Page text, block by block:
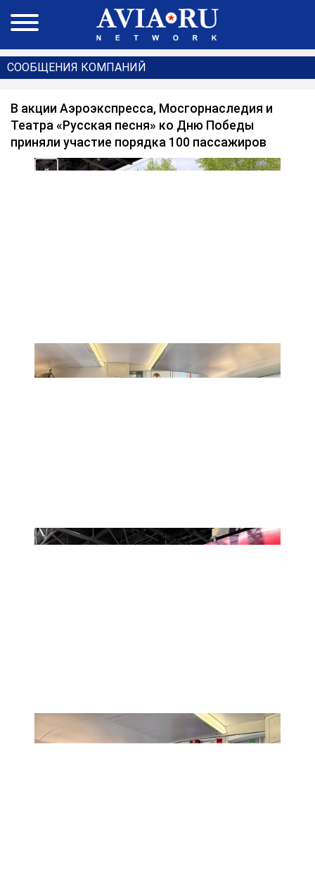
СООБЩЕНИЯ КОМПАНИЙ
В акции Аэроэкспресса, Мосгорнаследия и
Театра «Русская песня» ко Дню Победы
приняли участие порядка 100 пассажиров
<
>